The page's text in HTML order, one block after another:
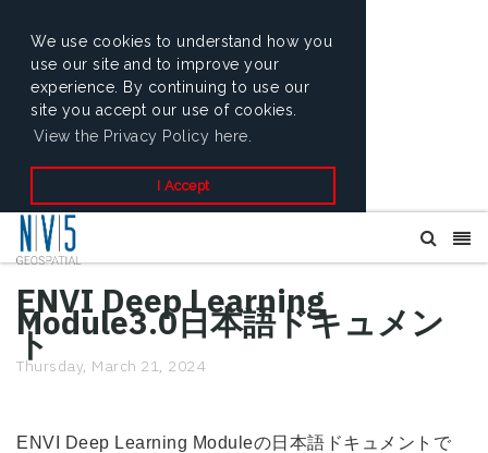
We use cookies to understand how you
use our site and to improve your
experience. By continuing to use our
site you accept our use of cookies.
View the Privacy Policy here.
I Accept
ENVI Deep Learning
Module3.0日本語ドキュメン
ト
Thursday, March 21, 2024
ENVI Deep Learning Moduleの日本語ドキュメントで